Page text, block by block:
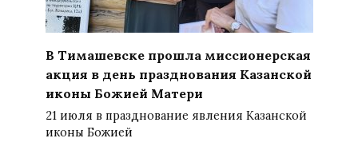
В Тимашевске прошла миссионерская
акция в день празднования Казанской
иконы Божией Матери
21 июля в празднование явления Казанской
иконы Божией